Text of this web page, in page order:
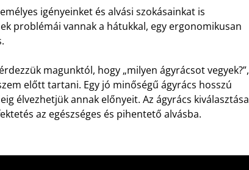
igényeinket és alvási szokásainkat is
problémái vannak a hátukkal, egy ergonomikusan
magunktól, hogy „milyen ágyrácsot vegyek?”,
előtt tartani. Egy jó minőségű ágyrács hosszú
élvezhetjük annak előnyeit. Az ágyrács kiválasztása
az egészséges és pihentető alvásba.